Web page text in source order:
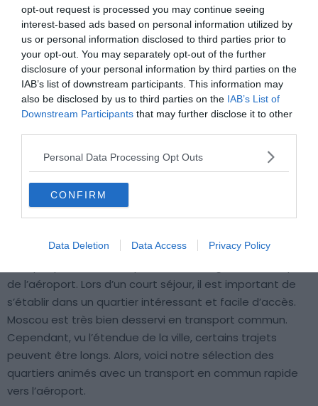
opt-out request is processed you may continue seeing
interest-based ads based on personal information utilized by
us or personal information disclosed to third parties prior to
your opt-out. You may separately opt-out of the further
disclosure of your personal information by third parties on the
IAB’s list of downstream participants. This information may
also be disclosed by us to third parties on the IAB’s List of
Downstream Participants that may further disclose it to other
Personal Data Processing Opt Outs
CONFIRM
Data Deletion Data Access Privacy Policy
millions d’habitants. Par conséquent, il ne faut pas se
de l’aéroport. Lors d’un court séjour, il est important de
s’établir dans un quartier intéressant et facile d’accès.
Moscou est très bien desservi en transport commun.
Cependant, vu l’étendue de la ville, certains trajets
peuvent être longs. Alors, voici notre sélection des
quartiers animés avec un transport en commun rapide
vers l’aéroport.